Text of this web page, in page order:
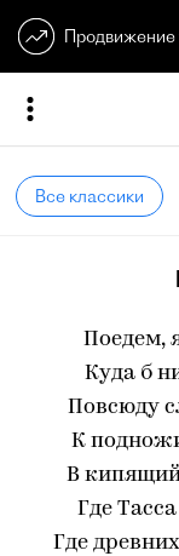
Продвижение
Все классики
Поедем,
Куда б
Повсюду
К
В
Где
Где